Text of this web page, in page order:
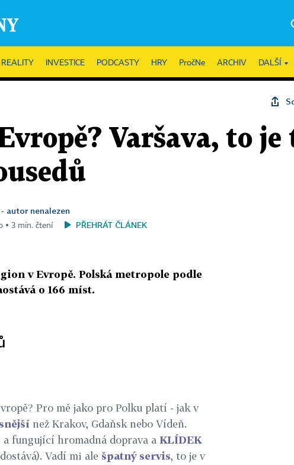
REALITY INVESTICE PODCASTY HRY PročNe ARCHIV DALŠÍ
Varšava, to je
autor nenalezen
▪ 3 min. čtení PŘEHRÁT ČLÁNEK
v Evropě. Polská metropole podle
o 166 míst.
Pro mě jako pro Polku platí - jak v
než Krakov, Gdaňsk nebo Vídeň.
a fungující hromadná doprava a KLÍDEK
Vadí mi ale špatný servis, to je v